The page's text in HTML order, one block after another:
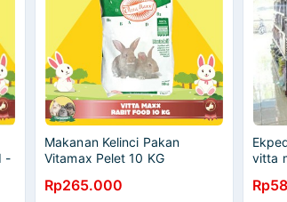
-
Makanan Kelinci Pakan
Vitamax Pelet 10 KG
Rp265.000
vitta